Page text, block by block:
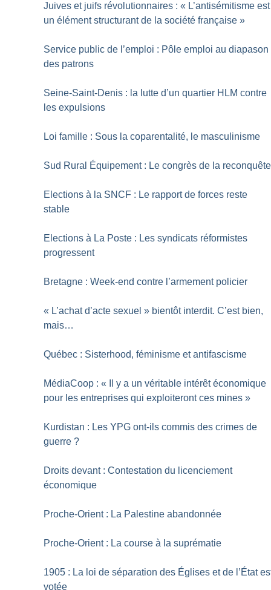
Juives et juifs révolutionnaires : « L’antisémitisme est
un élément structurant de la société française »
Service public de l’emploi : Pôle emploi au diapason
des patrons
Seine-Saint-Denis : la lutte d’un quartier HLM contre
les expulsions
Loi famille : Sous la coparentalité, le masculinisme
Sud Rural Équipement : Le congrès de la reconquête
Elections à la SNCF : Le rapport de forces reste
stable
Elections à La Poste : Les syndicats réformistes
progressent
Bretagne : Week-end contre l’armement policier
« L’achat d’acte sexuel » bientôt interdit. C’est bien,
mais…
Québec : Sisterhood, féminisme et antifascisme
MédiaCoop : «
Il y a un véritable intérêt économique
pour les entreprises qui exploiteront ces mines »
Kurdistan : Les YPG ont-ils commis des crimes de
guerre ?
Droits devant : Contestation du licenciement
économique
Proche-Orient : La Palestine abandonnée
Proche-Orient : La course à la suprématie
1905 : La loi de séparation des Églises et de l’État
votée